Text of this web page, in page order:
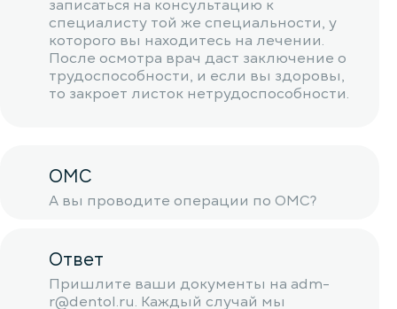
записаться на консультацию к
специалисту той же специальности, у
которого вы находитесь на лечении.
После осмотра врач даст заключение о
трудоспособности, и если вы здоровы,
то закроет листок нетрудоспособности.
ОМС
А вы проводите операции по ОМС?
Ответ
Пришлите ваши документы на adm-
r@dentol.ru. Каждый случай мы